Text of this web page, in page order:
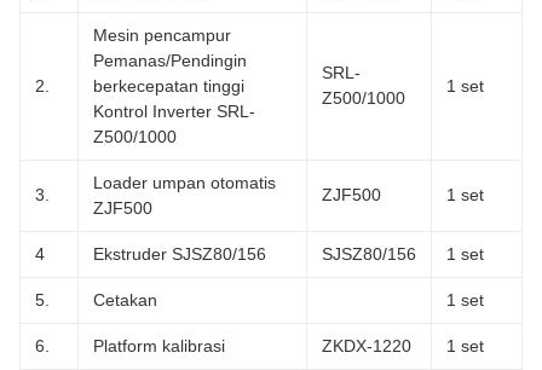
2.
Mesin pencampur
Pemanas/Pendingin
berkecepatan tinggi
Kontrol Inverter SRL-
Z500/1000
SRL-
Z500/1000
1 set
3.
Loader umpan otomatis
ZJF500
ZJF500 1 set
4 Ekstruder SJSZ80/156 SJSZ80/156 1 set
5. Cetakan 1 set
6. Platform kalibrasi ZKDX-1220 1 set